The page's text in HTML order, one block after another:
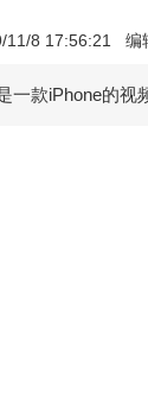
11/8 17:56:21 编
一款iPhone的视